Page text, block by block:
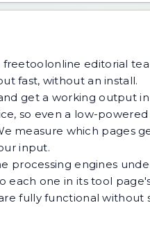
freetoolonline editorial
fast, without an install.
get a working output
so even a low-
measure which pages
input.
processing engines
each one in its tool
fully functional without